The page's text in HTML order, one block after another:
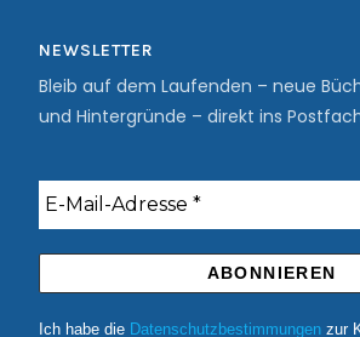
NEWSLETTER
Bleib auf dem Laufenden – neue
und Hintergründe – direkt ins
Ich habe die Datenschutzbestimmungen zur